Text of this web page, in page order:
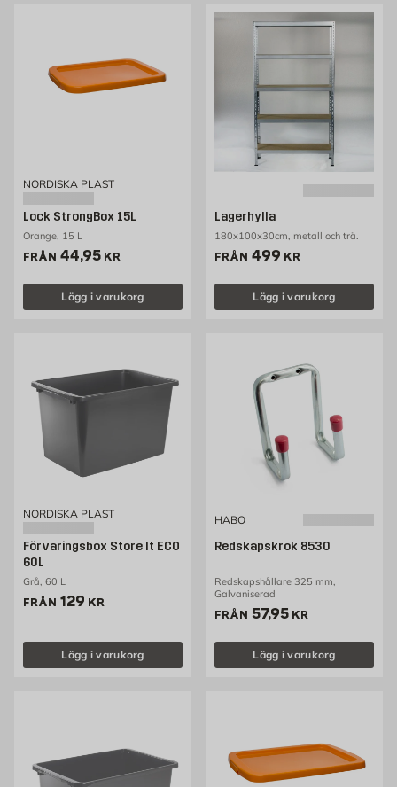
NORDISKA PLAST
Lock StrongBox 15L
Orange, 15 L
FRÅN Pris 44.95 kr
44,95 KR
Lägg i varukorg
Lagerhylla
180x100x30cm, metall och trä.
FRÅN Pris 499 kr
499 KR
Lägg i varukorg
NORDISKA PLAST
Förvaringsbox Store It ECO
60L
Grå, 60 L
FRÅN Pris 129 kr
129 KR
Lägg i varukorg
HABO
Redskapskrok 8530
Redskapshållare 325 mm,
Galvaniserad
FRÅN Pris 57.95 kr
57,95 KR
Lägg i varukorg